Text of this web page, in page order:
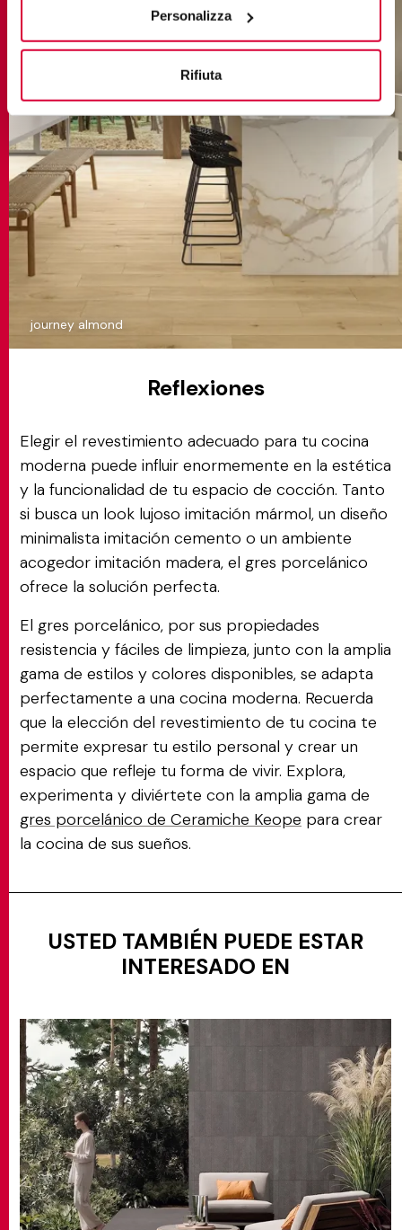
Personalizza
Rifiuta
journey almond
Reflexiones
Elegir el revestimiento adecuado para tu cocina
moderna puede influir enormemente en la estética
y la funcionalidad de tu espacio de cocción. Tanto
si busca un look lujoso imitación mármol, un diseño
minimalista imitación cemento o un ambiente
acogedor imitación madera, el gres porcelánico
ofrece la solución perfecta.
El gres porcelánico, por sus propiedades
resistencia y fáciles de limpieza, junto con la amplia
gama de estilos y colores disponibles, se adapta
perfectamente a una cocina moderna. Recuerda
que la elección del revestimiento de tu cocina te
permite expresar tu estilo personal y crear un
espacio que refleje tu forma de vivir. Explora,
experimenta y diviértete con la amplia gama de
gres porcelánico de Ceramiche Keope para crear
la cocina de sus sueños.
USTED TAMBIÉN PUEDE ESTAR
INTERESADO EN